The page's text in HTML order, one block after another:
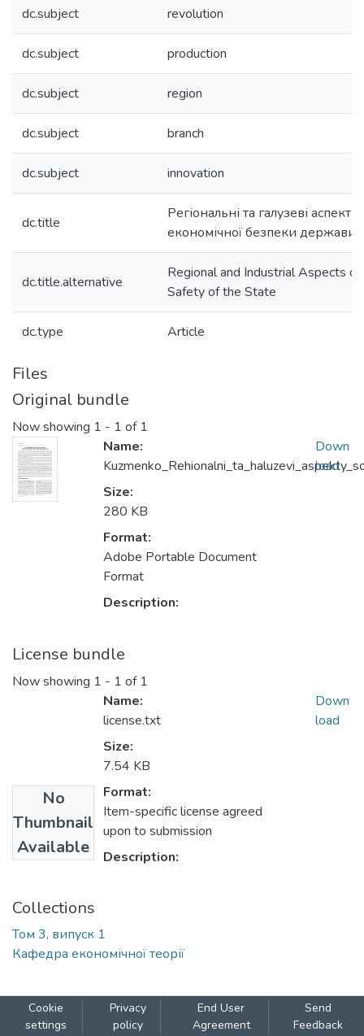
dc.subject revolution
dc.subject production
dc.subject region
dc.subject branch
dc.subject innovation
dc.title
Регіональні та галузеві
економічної безпеки держави
dc.title.alternative
Regional and Industrial Aspects of
Safety of the State
dc.type Article
Files
Original bundle
Now showing 1 - 1 of 1
Name:
Size:
280 KB
Format:
Adobe Portable Document
Format
Description:
Down
load
License bundle
Now showing 1 - 1 of 1
No
Thumbnail
Available
Name:
license.txt
Size:
7.54 KB
Format:
Item-specific license agreed
upon to submission
Description:
Down
load
Collections
Том 3, випуск 1
Кафедра економічної теорії
Cookie
settings
Privacy
policy
End User
Agreement
Send
Feedback